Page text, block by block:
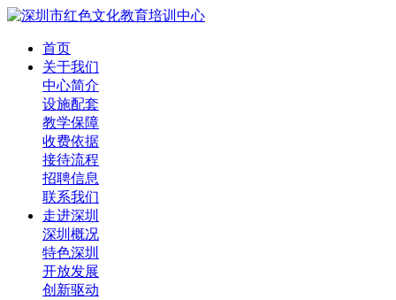
首页
关于我们
中心简介
设施配套
教学保障
收费依据
接待流程
招聘信息
联系我们
走进深圳
深圳概况
特色深圳
开放发展
创新驱动